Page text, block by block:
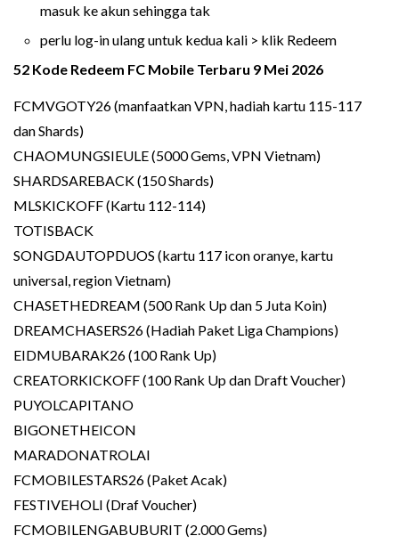
masuk ke akun sehingga tak
perlu log-in ulang untuk kedua kali > klik Redeem
52 Kode Redeem FC Mobile Terbaru 9 Mei 2026
FCMVGOTY26 (manfaatkan VPN, hadiah kartu 115-117
dan Shards)
CHAOMUNGSIEULE (5000 Gems, VPN Vietnam)
SHARDSAREBACK (150 Shards)
MLSKICKOFF (Kartu 112-114)
TOTISBACK
SONGDAUTOPDUOS (kartu 117 icon oranye, kartu
universal, region Vietnam)
CHASETHEDREAM (500 Rank Up dan 5 Juta Koin)
DREAMCHASERS26 (Hadiah Paket Liga Champions)
EIDMUBARAK26 (100 Rank Up)
CREATORKICKOFF (100 Rank Up dan Draft Voucher)
PUYOLCAPITANO
BIGONETHEICON
MARADONATROLAI
FCMOBILESTARS26 (Paket Acak)
FESTIVEHOLI (Draf Voucher)
FCMOBILENGABUBURIT (2.000 Gems)